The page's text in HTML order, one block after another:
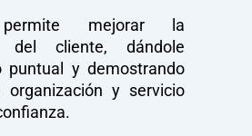
permite mejorar la
del cliente, dándole
puntual y demostrando
y servicio